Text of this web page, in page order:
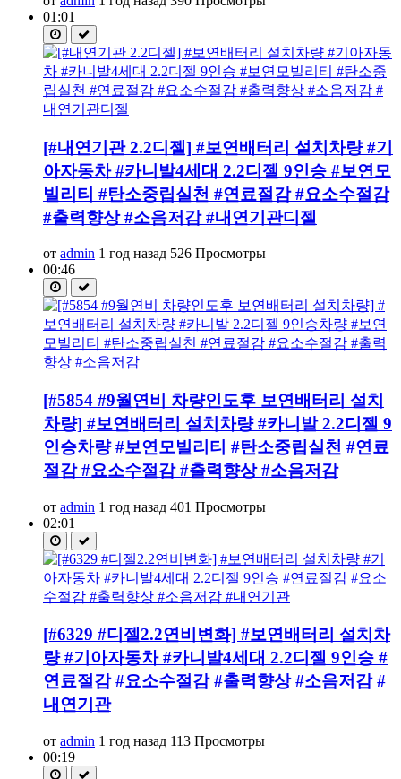
01:01
[#내연기관 2.2디젤] #보연배터리 설치차량 #기
아자동차 #카니발4세대 2.2디젤 9인승 #보연모
빌리티 #탄소중립실천 #연료절감 #요소수절감
#출력향상 #소음저감 #내연기관디젤
от admin 1 год назад 526 Просмотры
00:46
[#5854 #9월연비 차량인도후 보연배터리 설치
차량] #보연배터리 설치차량 #카니발 2.2디젤 9
인승차량 #보연모빌리티 #탄소중립실천 #연료
절감 #요소수절감 #출력향상 #소음저감
от admin 1 год назад 401 Просмотры
02:01
[#6329 #디젤2.2연비변화] #보연배터리 설치차
량 #기아자동차 #카니발4세대 2.2디젤 9인승 #
연료절감 #요소수절감 #출력향상 #소음저감 #
내연기관
от admin 1 год назад 113 Просмотры
00:19